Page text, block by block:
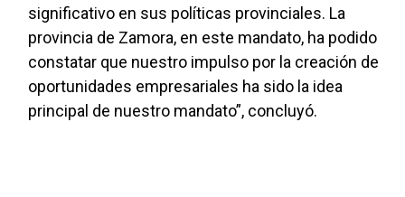
significativo en sus políticas provinciales. La
provincia de Zamora, en este mandato, ha podido
constatar que nuestro impulso por la creación de
oportunidades empresariales ha sido la idea
principal de nuestro mandato”, concluyó.